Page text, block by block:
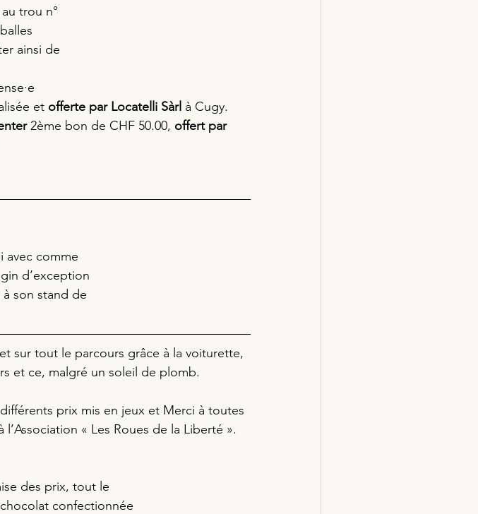
trou n°
ainsi de
et offerte par Locatelli Sàrl à Cugy.
2ème bon de CHF 50.00, offert par
avec comme
d’exception
son stand de
sur tout le parcours grâce à la voiturette,
et ce, malgré un soleil de plomb.
prix mis en jeux et Merci à toutes
« Les Roues de la Liberté ».
des prix, tout le
confectionnée